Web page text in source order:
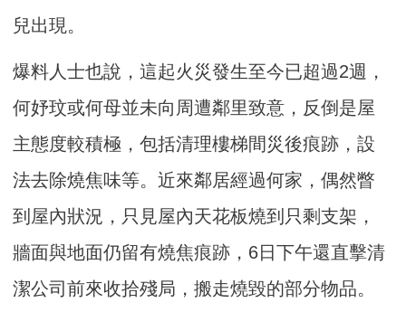
兒出現。
爆料人士也說，這起火災發生至今已超過2週，
何妤玟或何母並未向周遭鄰里致意，反倒是屋
主態度較積極，包括清理樓梯間災後痕跡，設
法去除燒焦味等。近來鄰居經過何家，偶然瞥
到屋內狀況，只見屋內天花板燒到只剩支架，
牆面與地面仍留有燒焦痕跡，6日下午還直擊清
潔公司前來收拾殘局，搬走燒毀的部分物品。